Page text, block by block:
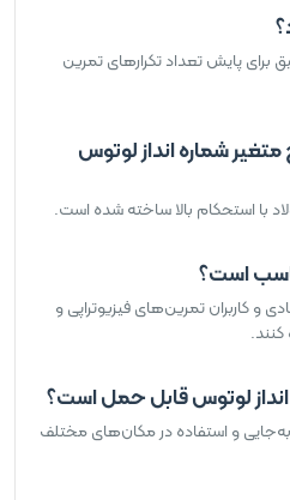
برای پایش تعداد تکرارهای تمرین
شماره انداز لوتوس
با استحکام بالا ساخته شده است.
است؟
و کاربران تمرین‌های فیزیوتراپی و
لوتوس قابل حمل است؟
و استفاده در مکان‌های مختلف